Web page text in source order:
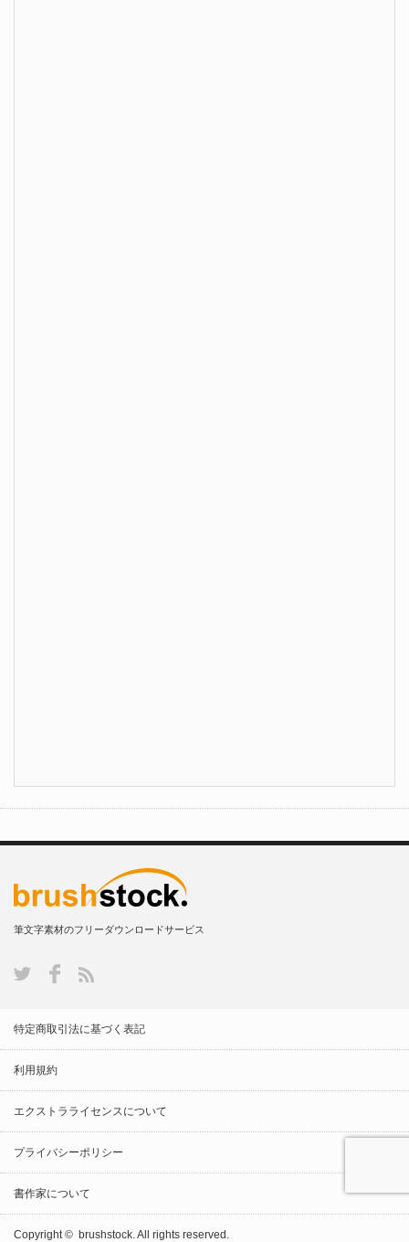
筆文字素材のフリーダウンロードサービス
特定商取引法に基づく表記
利用規約
エクストラライセンスについて
プライバシーポリシー
書作家について
Copyright © brushstock.All rights reserved.